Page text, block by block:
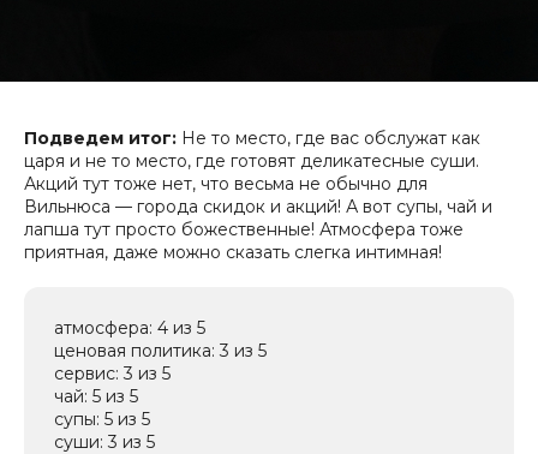
Подведем итог: Не то место, где вас обслужат как
царя и не то место, где готовят деликатесные суши.
Акций тут тоже нет, что весьма не обычно для
Вильнюса — города скидок и акций! А вот супы, чай и
лапша тут просто божественные! Атмосфера тоже
приятная, даже можно сказать слегка интимная!
атмосфера: 4 из 5
ценовая политика: 3 из 5
сервис: 3 из 5
чай: 5 из 5
супы: 5 из 5
суши: 3 из 5